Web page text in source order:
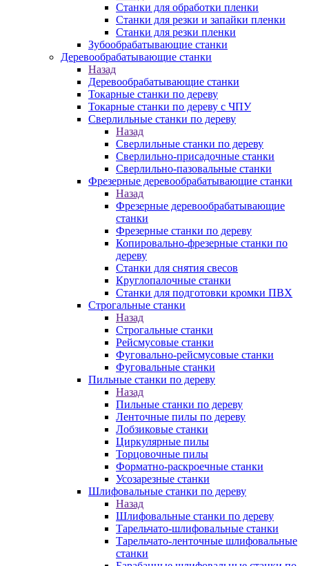
Станки для обработки пленки
Станки для резки и запайки пленки
Станки для резки пленки
Зубообрабатывающие станки
Деревообрабатывающие станки
Назад
Деревообрабатывающие станки
Токарные станки по дереву
Токарные станки по дереву с ЧПУ
Сверлильные станки по дереву
Назад
Сверлильные станки по дереву
Сверлильно-присадочные станки
Сверлильно-пазовальные станки
Фрезерные деревообрабатывающие станки
Назад
Фрезерные деревообрабатывающие
станки
Фрезерные станки по дереву
Копировально-фрезерные станки по
дереву
Станки для снятия свесов
Круглопалочные станки
Станки для подготовки кромки ПВХ
Строгальные станки
Назад
Строгальные станки
Рейсмусовые станки
Фуговально-рейсмусовые станки
Фуговальные станки
Пильные станки по дереву
Назад
Пильные станки по дереву
Ленточные пилы по дереву
Лобзиковые станки
Циркулярные пилы
Торцовочные пилы
Форматно-раскроечные станки
Усозарезные станки
Шлифовальные станки по дереву
Назад
Шлифовальные станки по дереву
Тарельчато-шлифовальные станки
Тарельчато-ленточные шлифовальные
станки